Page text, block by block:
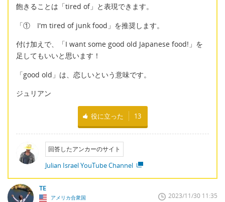
飽きることは「tired of」と表現できます。
「① I'm tired of junk food」を推奨します。
付け加えで、「I want some good old Japanese food!」を
足してもいいと思います！
「good old」は、恋しいという意味です。
ジュリアン
役に立った 13
回答したアンカーのサイト
Julian Israel YouTube Channel
TE
アメリカ合衆国 2023/11/30 11:35